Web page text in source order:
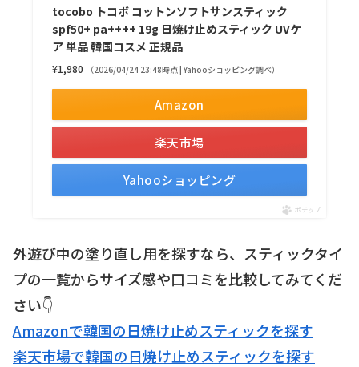
tocobo トコボ コットンソフトサンスティック
spf50+ pa++++ 19g 日焼け止めスティック UVケ
ア 単品 韓国コスメ 正規品
¥1,980 （2026/04/24 23:48時点 | Yahooショッピング調べ）
Amazon
楽天市場
Yahooショッピング
ポチップ
外遊び中の塗り直し用を探すなら、スティックタイ
プの一覧からサイズ感や口コミを比較してみてくだ
さい👇
Amazonで韓国の日焼け止めスティックを探す
楽天市場で韓国の日焼け止めスティックを探す